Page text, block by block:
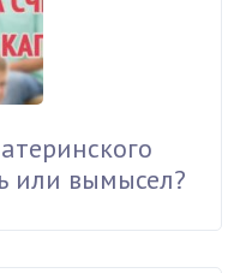
или вымысел?